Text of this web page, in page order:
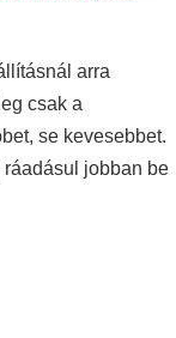
arra
csak a
se kevesebbet.
ráadásul jobban be